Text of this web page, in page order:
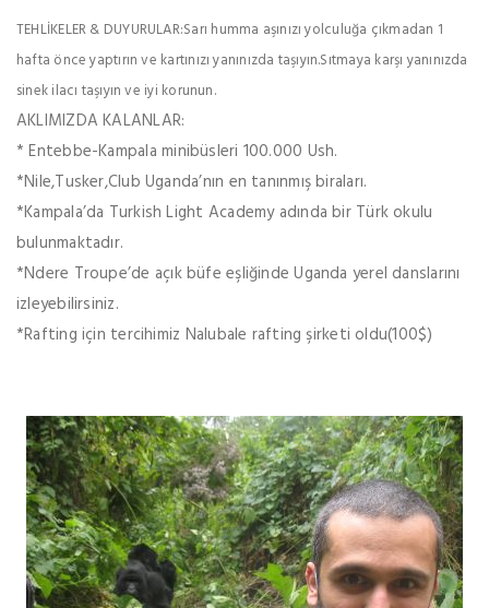
TEHLİKELER & DUYURULAR:Sarı humma aşınızı yolculuğa çıkmadan 1
hafta önce yaptırın ve kartınızı yanınızda taşıyın.Sıtmaya karşı yanınızda
sinek ilacı taşıyın ve iyi korunun.
AKLIMIZDA KALANLAR:
* Entebbe-Kampala minibüsleri 100.000 Ush.
*Nile,Tusker,Club Uganda’nın en tanınmış biraları.
*Kampala’da Turkish Light Academy adında bir Türk okulu
bulunmaktadır.
*Ndere Troupe’de açık büfe eşliğinde Uganda yerel danslarını
izleyebilirsiniz.
*Rafting için tercihimiz Nalubale rafting şirketi oldu(100$)